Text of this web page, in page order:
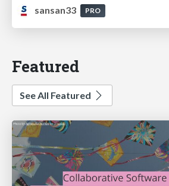
sansan33
PRO
Featured
See All Featured